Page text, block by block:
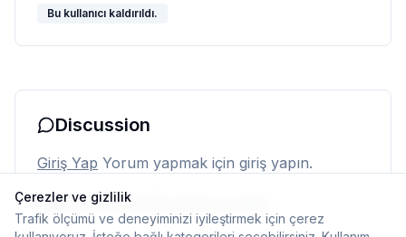
Bu kullanıcı kaldırıldı.
Discussion
Giriş Yap Yorum yapmak için giriş yapın.
Henüz yorum yok. İlk yorumu siz yapın.
Çerezler ve gizlilik
Trafik ölçümü ve deneyiminizi iyileştirmek için çerez